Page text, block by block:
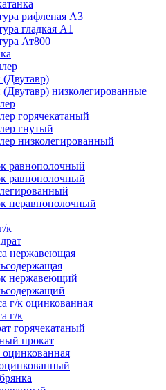
рифленая А3
гладкая А1
Ат800
(Двутавр)
(Двутавр) низколегированные
горячекатаный
гнутый
низколегированный
равнополочный
равнополочный
неравнополочный
к
нержавеющая
нержавеющий
г/к оцинкованная
г/к
горячекатаный
прокат
оцинкованная